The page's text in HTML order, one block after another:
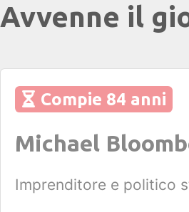
Avvenne il
Compie 84 anni
Michael
Imprenditore e politico